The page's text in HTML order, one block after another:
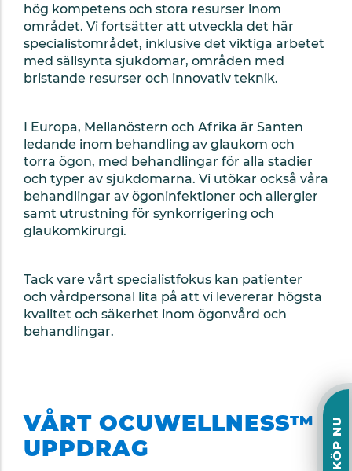
hög kompetens och stora resurser inom
området. Vi fortsätter att utveckla det här
specialistområdet, inklusive det viktiga arbetet
med sällsynta sjukdomar, områden med
bristande resurser och innovativ teknik.
I Europa, Mellanöstern och Afrika är Santen
ledande inom behandling av glaukom och
torra ögon, med behandlingar för alla stadier
och typer av sjukdomarna. Vi utökar också våra
behandlingar av ögoninfektioner och allergier
samt utrustning för synkorrigering och
glaukomkirurgi.
Tack vare vårt specialistfokus kan patienter
och vårdpersonal lita på att vi levererar högsta
kvalitet och säkerhet inom ögonvård och
behandlingar.
VÅRT OCUWELLNESS™
UPPDRAG
KÖP NU